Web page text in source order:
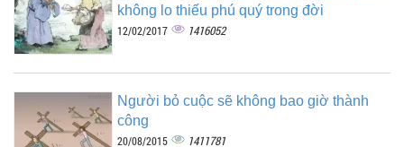
không lo thiếu phú quý trong đời
12/02/2017 1416052
Người bỏ cuộc sẽ không bao giờ thành
công
20/08/2015 1411781